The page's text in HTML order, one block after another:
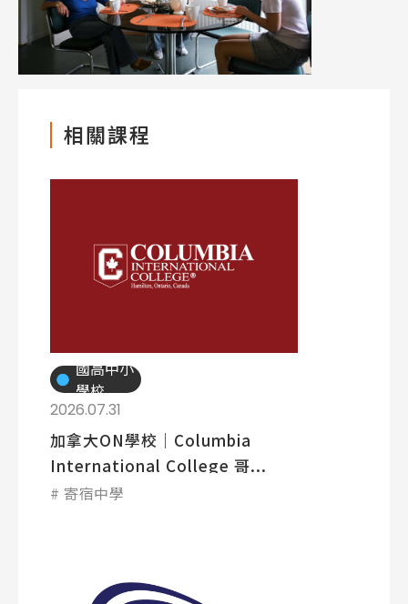
Latest News
Promotion 最新優惠
知識庫
相關課程
國高中小
學校
2026.07.31
加拿大ON學校│Columbia
International College 哥...
寄宿中學